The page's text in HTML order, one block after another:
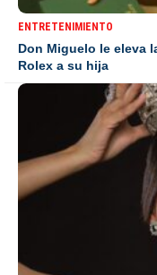
ENTRETENIMIENTO
Don Miguelo le eleva
Rolex a su hija